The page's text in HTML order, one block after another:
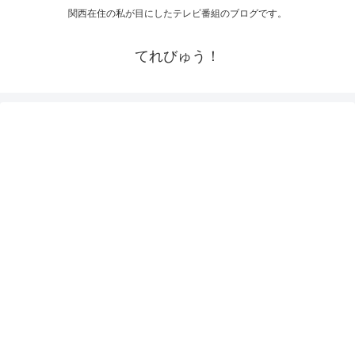
関西在住の私が目にしたテレビ番組のブログです。
てれびゅう！